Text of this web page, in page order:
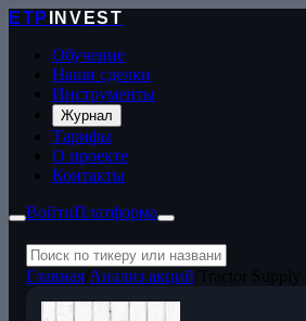
ETP
INVEST
Обучение
Наши сделки
Инструменты
Журнал
Тарифы
О проекте
Контакты
ВойтиПлатформа
Главная Анализ акций